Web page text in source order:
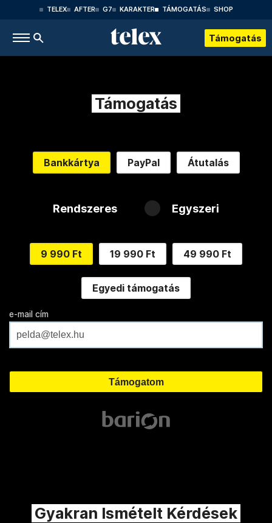
TELEX AFTER G7 KARAKTER TÁMOGATÁS SHOP
Támogatás
Támogatás
Bankkártya PayPal Átutalás
Rendszeres Egyszeri
9 990 Ft 19 990 Ft 49 990 Ft
Egyedi támogatás
e-mail cím
Gyakran Ismételt Kérdések